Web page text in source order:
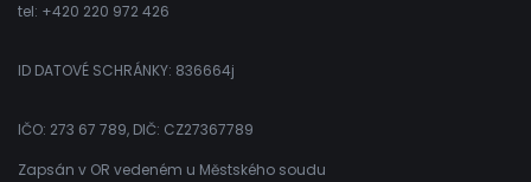
tel: +420 220 972 426
ID DATOVÉ SCHRÁNKY: 836664j
IČO: 273 67 789, DIČ: CZ27367789
Zapsán v OR vedeném u Městského soudu